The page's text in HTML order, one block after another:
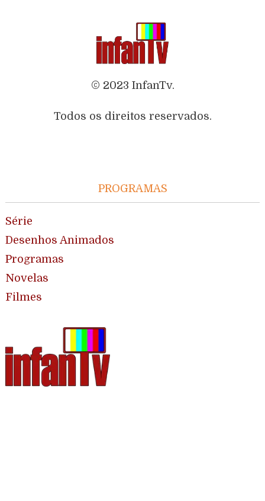
© 2023 InfanTv.
Todos os direitos reservados.
PROGRAMAS
Série
Desenhos Animados
Programas
Novelas
Filmes